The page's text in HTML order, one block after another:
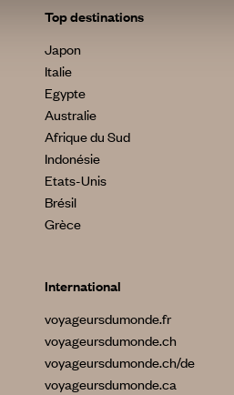
Top destinations
Japon
Italie
Egypte
Australie
Afrique du Sud
Indonésie
Etats-Unis
Brésil
Grèce
International
voyageursdumonde.fr
voyageursdumonde.ch
voyageursdumonde.ch/de
voyageursdumonde.ca